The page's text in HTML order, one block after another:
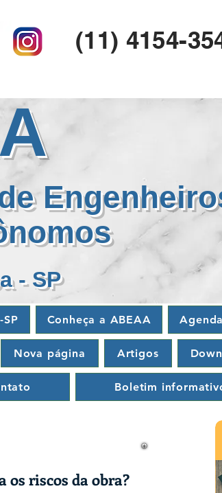
(11) 4154-
- SP
SP Conheça a ABEAA
Nova página Artigos
Boletim
os riscos da obra?